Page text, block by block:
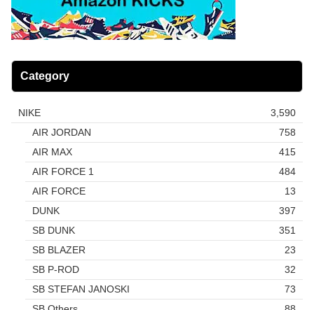
Category
NIKE
3,590
AIR JORDAN
758
AIR MAX
415
AIR FORCE 1
484
AIR FORCE
13
DUNK
397
SB DUNK
351
SB BLAZER
23
SB P-ROD
32
SB STEFAN JANOSKI
73